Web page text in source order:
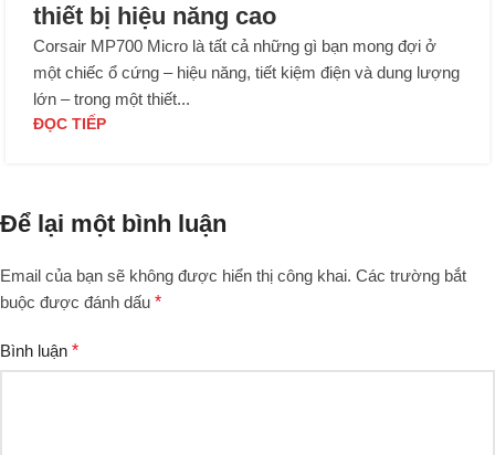
thiết bị hiệu năng cao
Corsair MP700 Micro là tất cả những gì bạn mong đợi ở
một chiếc ổ cứng – hiệu năng, tiết kiệm điện và dung lượng
lớn – trong một thiết...
ĐỌC TIẾP
Để lại một bình luận
Email của bạn sẽ không được hiển thị công khai. Các trường bắt
buộc được đánh dấu *
Bình luận *